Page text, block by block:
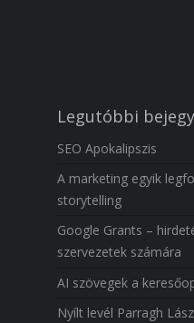
Legutóbbi
SEO Apokalipszis
A marketing egyik
storytelling
Google Grants –
szervezetek számára
AI szövegek a
Nyílt levél Parragh